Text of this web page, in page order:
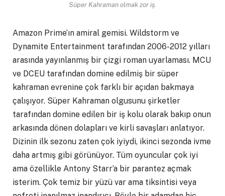
Süper Kahraman olmak zor iş.
Amazon Prime’ın amiral gemisi. Wildstorm ve
Dynamite Entertainment tarafından 2006-2012 yılları
arasında yayınlanmış bir çizgi roman uyarlaması. MCU
ve DCEU tarafından domine edilmiş bir süper
kahraman evrenine çok farklı bir açıdan bakmaya
çalışıyor. Süper Kahraman olgusunu şirketler
tarafından domine edilen bir iş kolu olarak bakıp onun
arkasında dönen dolapları ve kirli savaşları anlatıyor.
Dizinin ilk sezonu zaten çok iyiydi, ikinci sezonda ivme
daha artmış gibi görünüyor. Tüm oyuncular çok iyi
ama özellikle Antony Starr’a bir parantez açmak
isterim. Çok temiz bir yüzü var ama tiksintisi veya